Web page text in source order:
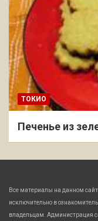
ТОКИО
Печенье из
Все материалы на данном
исключительно в
владельцам. Администрация